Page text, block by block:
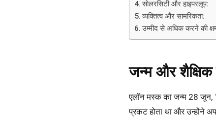
सोलरसिटी और हाइपरलूप:
व्यक्तित्व और सामरिकता:
उम्मीद से अधिक करने की
जन्म और
एलॉन मस्क का जन्म 28 जून,
प्रकट होता था और उन्होंने